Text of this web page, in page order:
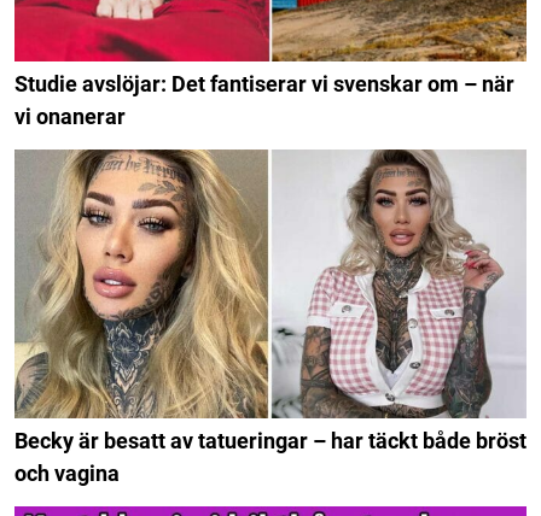
Studie avslöjar: Det fantiserar vi svenskar om – när
vi onanerar
Becky är besatt av tatueringar – har täckt både bröst
och vagina